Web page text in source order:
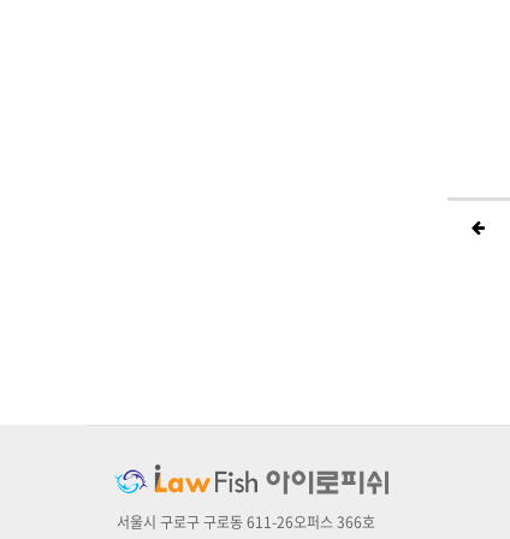
서울시 구로구 구로동 611-26오퍼스 366호
하위분류